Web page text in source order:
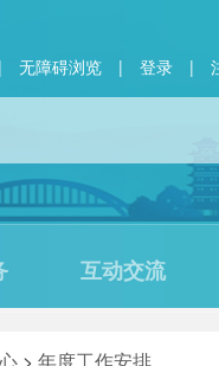
| 无障碍浏览 | 登录 |
互动交流